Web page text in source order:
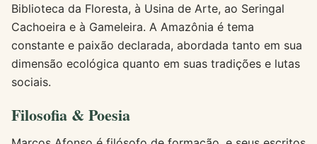
Biblioteca da Floresta, à Usina de Arte, ao Seringal
Cachoeira e à Gameleira. A Amazônia é tema
constante e paixão declarada, abordada tanto em sua
dimensão ecológica quanto em suas tradições e lutas
sociais.
Filosofia & Poesia